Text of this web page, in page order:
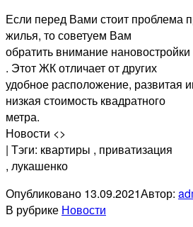
Если перед Вами стоит проблема
жилья, то советуем Вам
обратить внимание
. Этот ЖК отличает от других
удобное расположение, развитая
низкая стоимость квадратного
метра.
Новости <>
| Тэги: квартиры , приватизация
, лукашенко
Опубликовано 13.09.2021Автор:
В рубрике Новости